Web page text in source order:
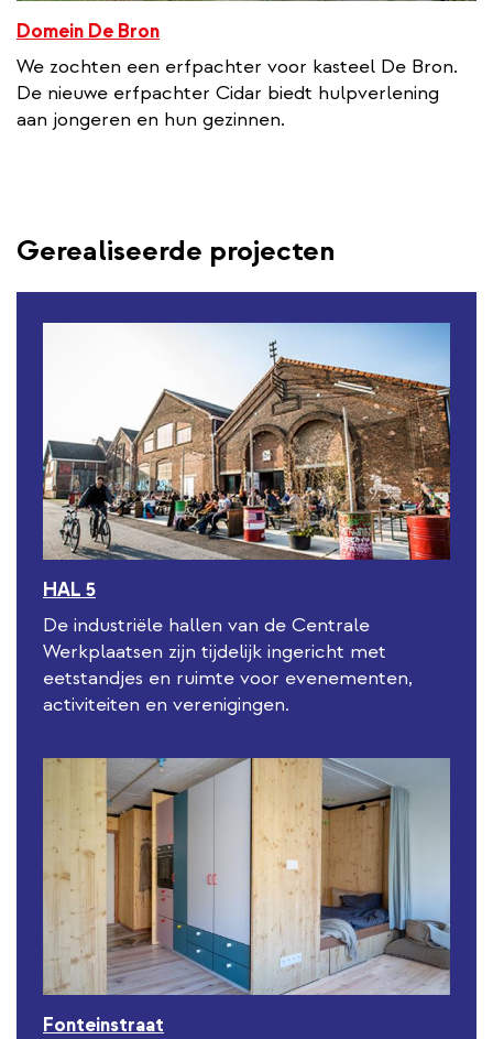
Domein De Bron
We zochten een erfpachter voor kasteel De Bron.
De nieuwe erfpachter Cidar biedt hulpverlening
aan jongeren en hun gezinnen.
Gerealiseerde projecten
HAL 5
De industriële hallen van de Centrale
Werkplaatsen zijn tijdelijk ingericht met
eetstandjes en ruimte voor evenementen,
activiteiten en verenigingen.
Fonteinstraat